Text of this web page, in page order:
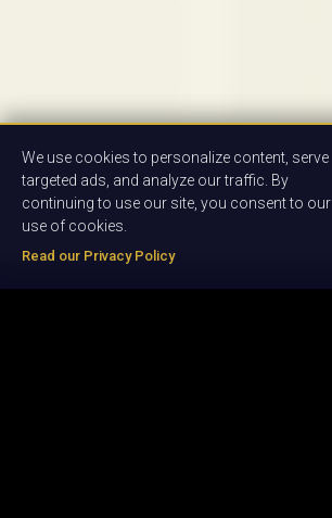
We use cookies to personalize content, serve
targeted ads, and analyze our traffic. By
continuing to use our site, you consent to our
use of cookies.
Read our Privacy Policy